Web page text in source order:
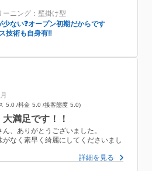
て頂きました。またお願いしたいと思
ーニング：壁掛け型
少ない❓オープン初期だからです
技術も自身有‼️
5.0 料金 5.0 接客態度 5.0
満足です！！
、ありがとうございました。
なく素早く綺麗にしてくださいまし
見せてくださり、こんなにもか！って
詳細を見る